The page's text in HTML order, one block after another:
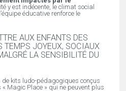
y est indécente, le climat social
éducative renforce le
AUX ENFANTS DES
TEMPS JOYEUX, SOCIAUX
LA SENSIBILITÉ DU
kits ludo-pédagogiques conçus
Magic Place » qui ne peuvent plus